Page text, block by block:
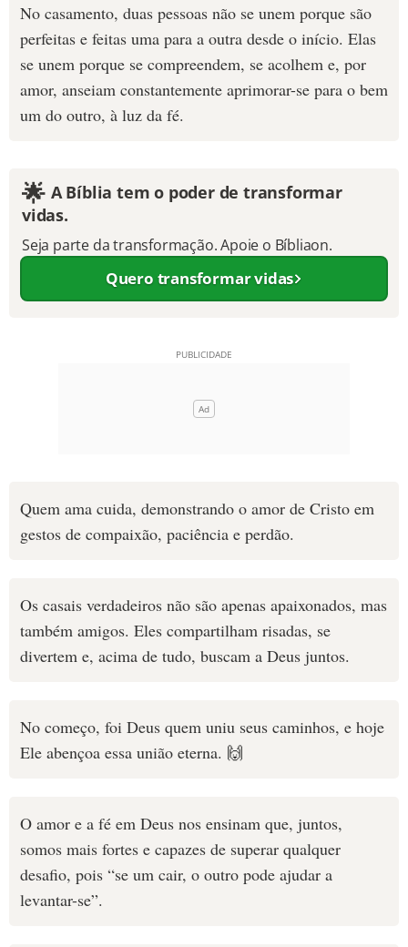
No casamento, duas pessoas não se unem porque são
perfeitas e feitas uma para a outra desde o início. Elas
se unem porque se compreendem, se acolhem e, por
amor, anseiam constantemente aprimorar-se para o bem
um do outro, à luz da fé.
🌟 A Bíblia tem o poder de transformar
vidas.
Seja parte da transformação. Apoie o Bíbliaon.
Quero transformar vidas
Quem ama cuida, demonstrando o amor de Cristo em
gestos de compaixão, paciência e perdão.
Os casais verdadeiros não são apenas apaixonados, mas
também amigos. Eles compartilham risadas, se
divertem e, acima de tudo, buscam a Deus juntos.
No começo, foi Deus quem uniu seus caminhos, e hoje
Ele abençoa essa união eterna. 🙌
O amor e a fé em Deus nos ensinam que, juntos,
somos mais fortes e capazes de superar qualquer
desafio, pois “se um cair, o outro pode ajudar a
levantar-se”.